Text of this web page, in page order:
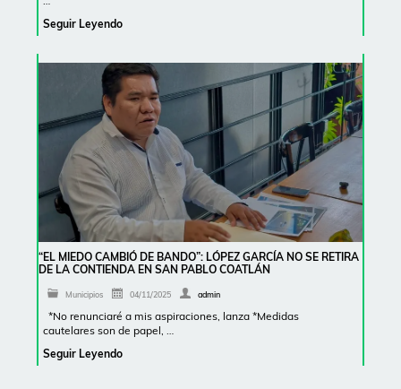
Seguir Leyendo
“EL MIEDO CAMBIÓ DE BANDO”: LÓPEZ GARCÍA NO SE RETIRA
DE LA CONTIENDA EN SAN PABLO COATLÁN
Municipios 04/11/2025 admin
*No renunciaré a mis aspiraciones, lanza *Medidas
cautelares son de papel, …
Seguir Leyendo